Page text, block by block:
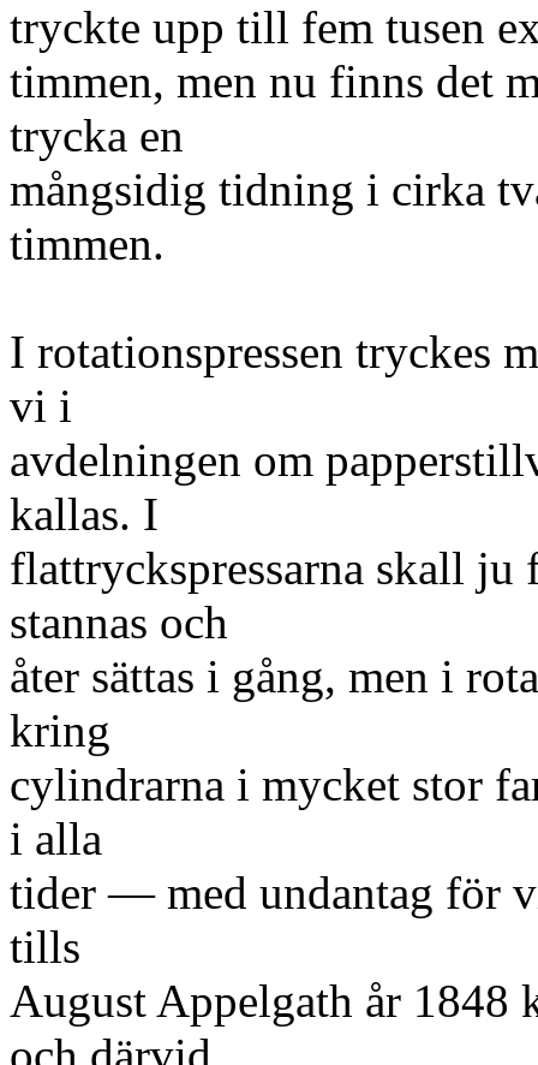
tryckte upp till fem tusen
timmen, men nu finns det
trycka en
mångsidig tidning i cirka
timmen.
I rotationspressen tryckes
vi i
avdelningen om
kallas. I
flattryckspressarna skall
stannas och
åter sättas i gång, men i
kring
cylindrarna i mycket stor
i alla
tider — med undantag för
tills
August Appelgath år 1848